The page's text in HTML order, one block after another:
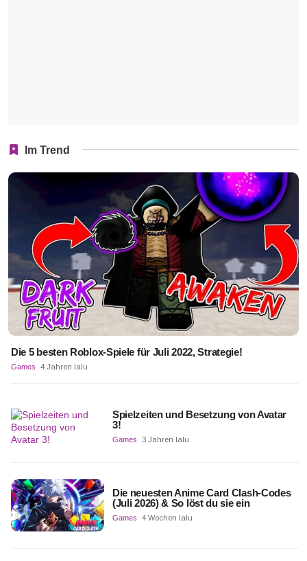
Im Trend
Die 5 besten Roblox-Spiele für Juli 2022, Strategie!
Games 4 Jahren lalu
Spielzeiten und Besetzung von Avatar
3!
Games 3 Jahren lalu
Die neuesten Anime Card Clash-Codes
(Juli 2026) & So löst du sie ein
Games 4 Wochen lalu